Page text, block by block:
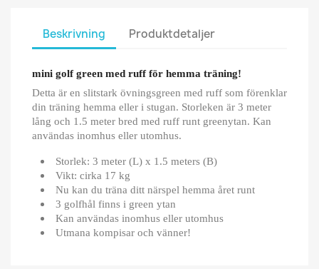
Beskrivning Produktdetaljer
mini golf green med ruff för hemma träning!
Detta är en slitstark övningsgreen med ruff som förenklar
din träning hemma eller i stugan. Storleken är 3 meter
lång och 1.5 meter bred med ruff runt greenytan. Kan
användas inomhus eller utomhus.
Storlek: 3 meter (L) x 1.5 meters (B)
Vikt: cirka 17 kg
Nu kan du träna ditt närspel hemma året runt
3 golfhål finns i green ytan
Kan användas inomhus eller utomhus
Utmana kompisar och vänner!